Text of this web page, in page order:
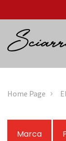
Home Page
Marca